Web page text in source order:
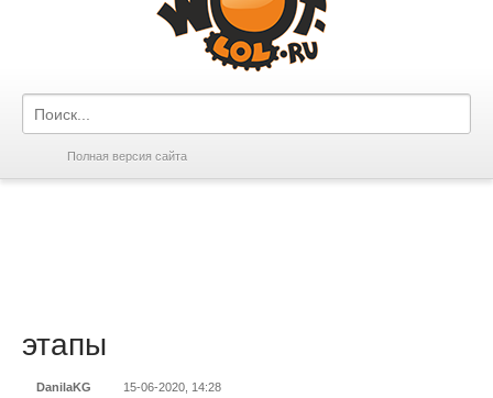
Полная версия сайта
этапы
DanilaKG 15-06-2020, 14:28